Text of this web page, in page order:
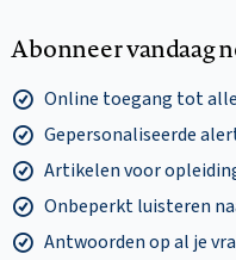
Abonneer vandaag
Online toegang tot
Gepersonaliseerde
Artikelen voor
Onbeperkt luisteren
Antwoorden op al je